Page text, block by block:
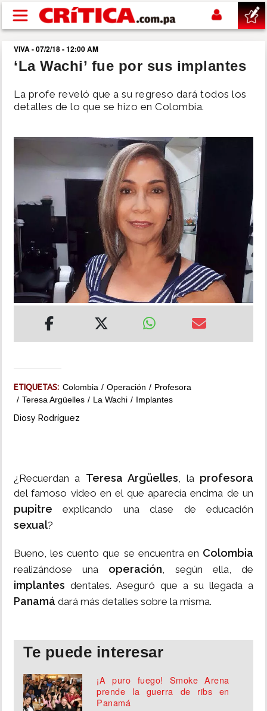
Pasar al contenido principal
buscar
DEPORTES
MUNDO
INSÓLITAS
MULTIMEDIA
VIVA - 07/2/18 - 12:00 AM
‘La Wachi’ fue por sus implantes
La profe reveló que a su regreso dará todos los
detalles de lo que se hizo en Colombia.
ETIQUETAS: Colombia Operación
Profesora
Teresa Argüelles
La Wachi Implantes
Diosy Rodríguez
¿Recuerdan a Teresa Argüelles, la profesora
del famoso video en el que aparecía encima de un
pupitre explicando una clase de educación
sexual?
Bueno, les cuento que se encuentra en Colombia
realizándose una operación, según ella, de
implantes dentales. Aseguró que a su llegada a
Panamá dará más detalles sobre la misma.
Te puede interesar
¡A puro fuego! Smoke Arena
prende la guerra de ribs en
Panamá